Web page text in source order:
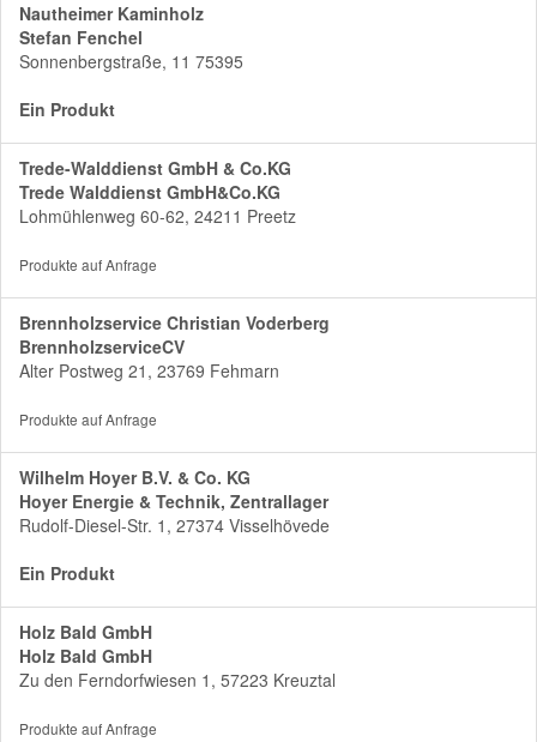
Nautheimer Kaminholz
Stefan Fenchel
Sonnenbergstraße, 11 75395
Ein Produkt
Trede-Walddienst GmbH & Co.KG
Trede Walddienst GmbH&Co.KG
Lohmühlenweg 60-62, 24211 Preetz
Produkte auf Anfrage
Brennholzservice Christian Voderberg
BrennholzserviceCV
Alter Postweg 21, 23769 Fehmarn
Produkte auf Anfrage
Wilhelm Hoyer B.V. & Co. KG
Hoyer Energie & Technik, Zentrallager
Rudolf-Diesel-Str. 1, 27374 Visselhövede
Ein Produkt
Holz Bald GmbH
Holz Bald GmbH
Zu den Ferndorfwiesen 1, 57223 Kreuztal
Produkte auf Anfrage